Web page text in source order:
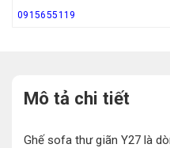
0915655119
Mô tả chi tiết
Ghế sofa thư giãn Y27 là